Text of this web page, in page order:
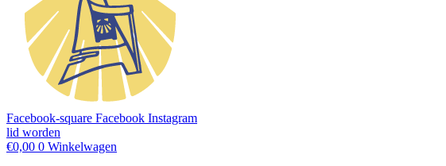
Facebook-square Facebook Instagram
lid worden
€0,00 0 Winkelwagen